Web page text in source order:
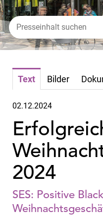
Text Bilder
02.12.2024
2024
SES: Positive